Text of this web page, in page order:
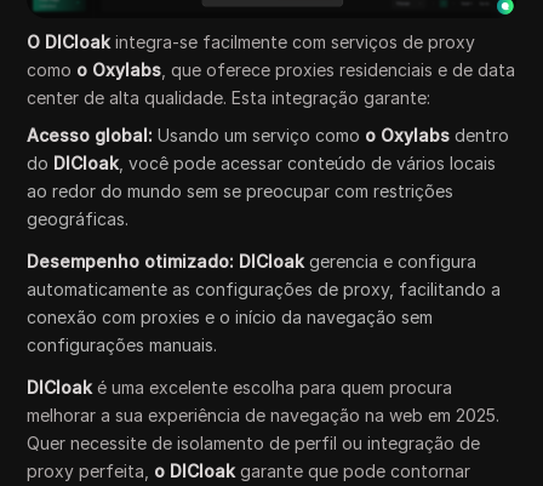
O DICloak integra-se facilmente com serviços de proxy
como o Oxylabs , que oferece proxies residenciais e de data
center de alta qualidade. Esta integração garante:
Acesso global: Usando um serviço como o Oxylabs dentro
do DICloak , você pode acessar conteúdo de vários locais
ao redor do mundo sem se preocupar com restrições
geográficas.
Desempenho otimizado: DICloak gerencia e configura
automaticamente as configurações de proxy, facilitando a
conexão com proxies e o início da navegação sem
configurações manuais.
DICloak é uma excelente escolha para quem procura
melhorar a sua experiência de navegação na web em 2025.
Quer necessite de isolamento de perfil ou integração de
proxy perfeita, o DICloak garante que pode contornar